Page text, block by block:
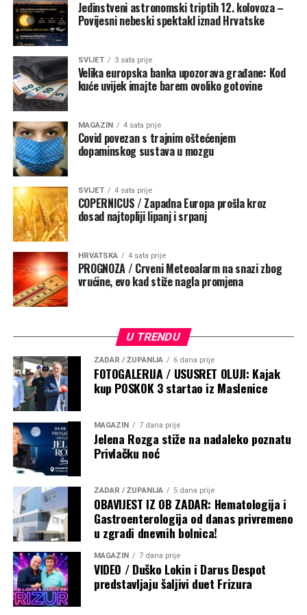
jutro bura, a tijekom dana maestral.
Jedinstveni astronomski triptih 12. kolovoza –
Povijesni nebeski spektakl iznad Hrvatske
SVIJET 3 sata prije
Velika europska banka upozorava građane: Kod
kuće uvijek imajte barem ovoliko gotovine
MAGAZIN 4 sata prije
Covid povezan s trajnim oštećenjem
dopaminskog sustava u mozgu
SVIJET 4 sata prije
COPERNICUS / Zapadna Europa prošla kroz
dosad najtopliji lipanj i srpanj
HRVATSKA 4 sata prije
PROGNOZA / Crveni Meteoalarm na snazi zbog
vrućine, evo kad stiže nagla promjena
U TRENDU
ZADAR / ŽUPANIJA 6 dana prije
FOTOGALERIJA / USUSRET OLUJI: Kajak
kup POSKOK 3 startao iz Maslenice
MAGAZIN 7 dana prije
Jelena Rozga stiže na nadaleko poznatu
Privlačku noć
ZADAR / ŽUPANIJA 5 dana prije
OBAVIJEST IZ OB ZADAR: Hematologija i
Gastroenterologija od danas privremeno
u zgradi dnevnih bolnica!
MAGAZIN 7 dana prije
VIDEO / Duško Lokin i Darus Despot
predstavljaju šaljivi duet Frizura